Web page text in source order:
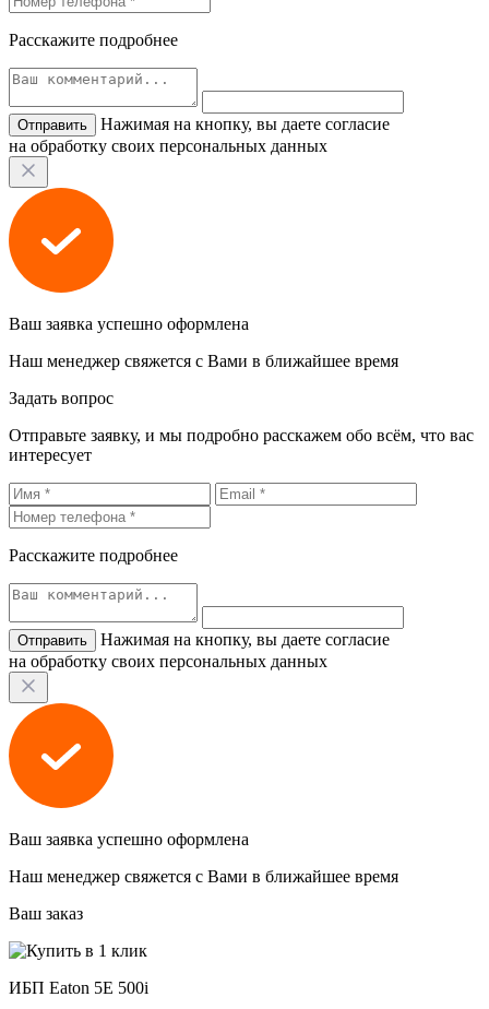
Расскажите подробнее
Нажимая на кнопку, вы даете согласие
на обработку своих персональных данных
Ваш заявка успешно оформлена
Наш менеджер свяжется с Вами в ближайшее время
Задать вопрос
Отправьте заявку, и мы подробно расскажем обо всём, что вас
интересует
Расскажите подробнее
Нажимая на кнопку, вы даете согласие
на обработку своих персональных данных
Ваш заявка успешно оформлена
Наш менеджер свяжется с Вами в ближайшее время
Ваш заказ
ИБП Eaton 5E 500i